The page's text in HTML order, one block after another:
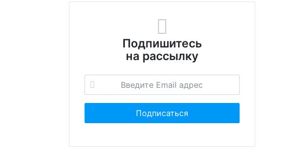
Подпишитесь
на рассылку